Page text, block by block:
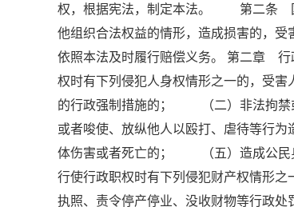
权，根据宪法，制定本法。 第二条 国
他组织合法权益的情形，造成损害的，
依照本法及时履行赔偿义务。 第二章
权时有下列侵犯人身权情形之一的，受
的行政强制措施的； （二）非法拘禁
或者唆使、放纵他人以殴打、虐待等行
体伤害或者死亡的； （五）造成公民
行使行政职权时有下列侵犯财产权情形
执照、责令停产停业、没收财物等行政